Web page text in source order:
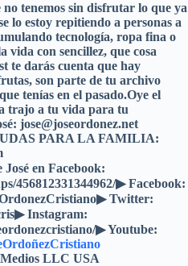
tenemos sin disfrutar lo que ya
lo estoy repitiendo a personas a
tecnología, ropa fina o
vida con sencillez, que cosa
te darás cuenta que hay
son parte de tu archivo
tenías en el pasado.Oye el
trajo a tu vida para tu
jose@joseordonez.net
PARA LA FAMILIA:
en Facebook:
456812331344962/▶ Facebook:
Twitter:
Instagram:
▶ Youtube:
LLC USA